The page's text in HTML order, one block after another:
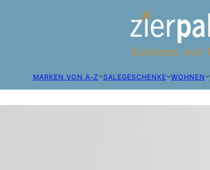
MARKEN VON A-Z SALEGESCHENKE WOHNEN